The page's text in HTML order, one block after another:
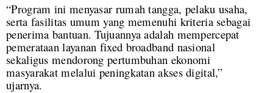
“Program ini menyasar rumah tangga, pelaku usaha,
serta fasilitas umum yang memenuhi kriteria sebagai
penerima bantuan. Tujuannya adalah mempercepat
pemerataan layanan fixed broadband nasional
sekaligus mendorong pertumbuhan ekonomi
masyarakat melalui peningkatan akses digital,”
ujarnya.